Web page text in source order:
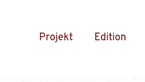
Projekt Edition